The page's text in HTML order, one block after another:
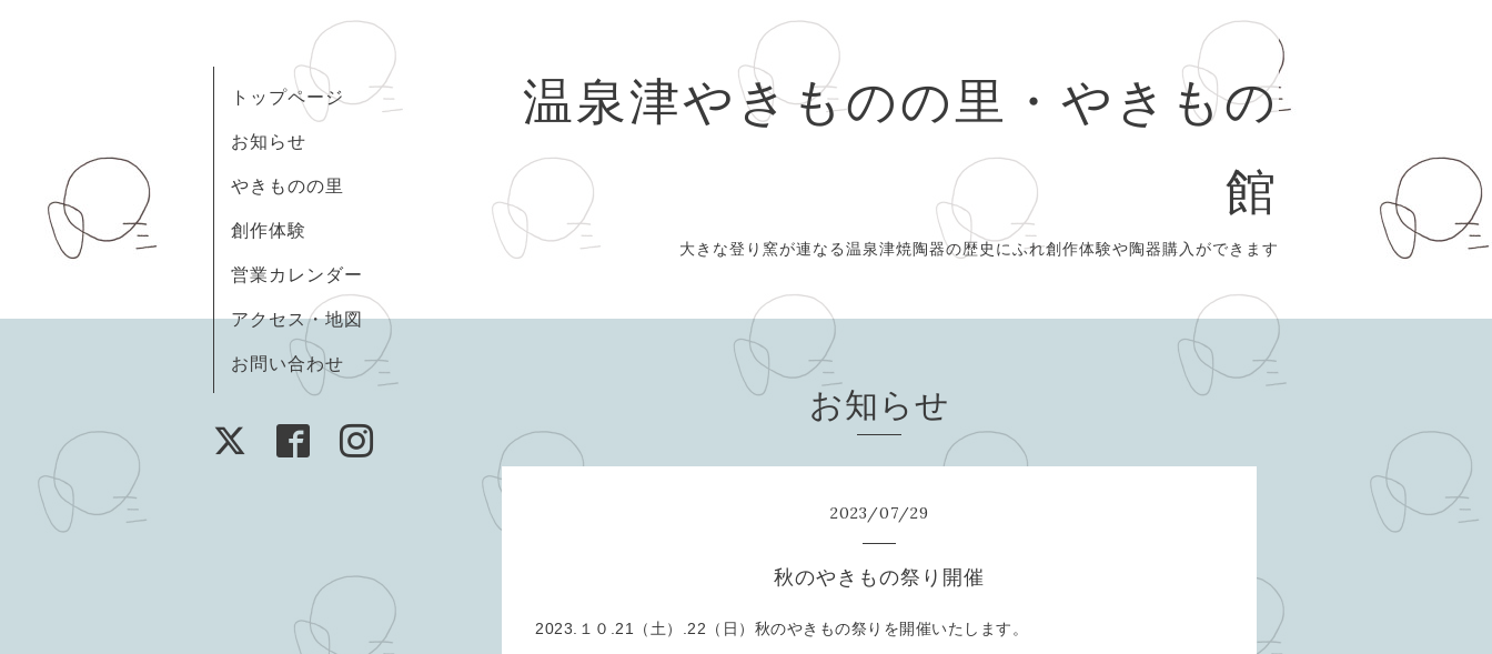
温泉津やきものの里・やきもの
館
大きな登り窯が連なる温泉津焼陶器の歴史にふれ創作体験や陶器購入ができます
トップページ
お知らせ
やきものの里
創作体験
営業カレンダー
アクセス・地図
お問い合わせ
お知らせ
2023/07/29
秋のやきもの祭り開催
2023.１０.21（土）.22（日）秋のやきもの祭りを開催いたします。